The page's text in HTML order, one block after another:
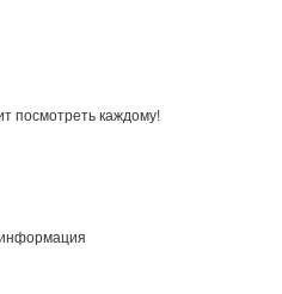
посмотреть каждому!